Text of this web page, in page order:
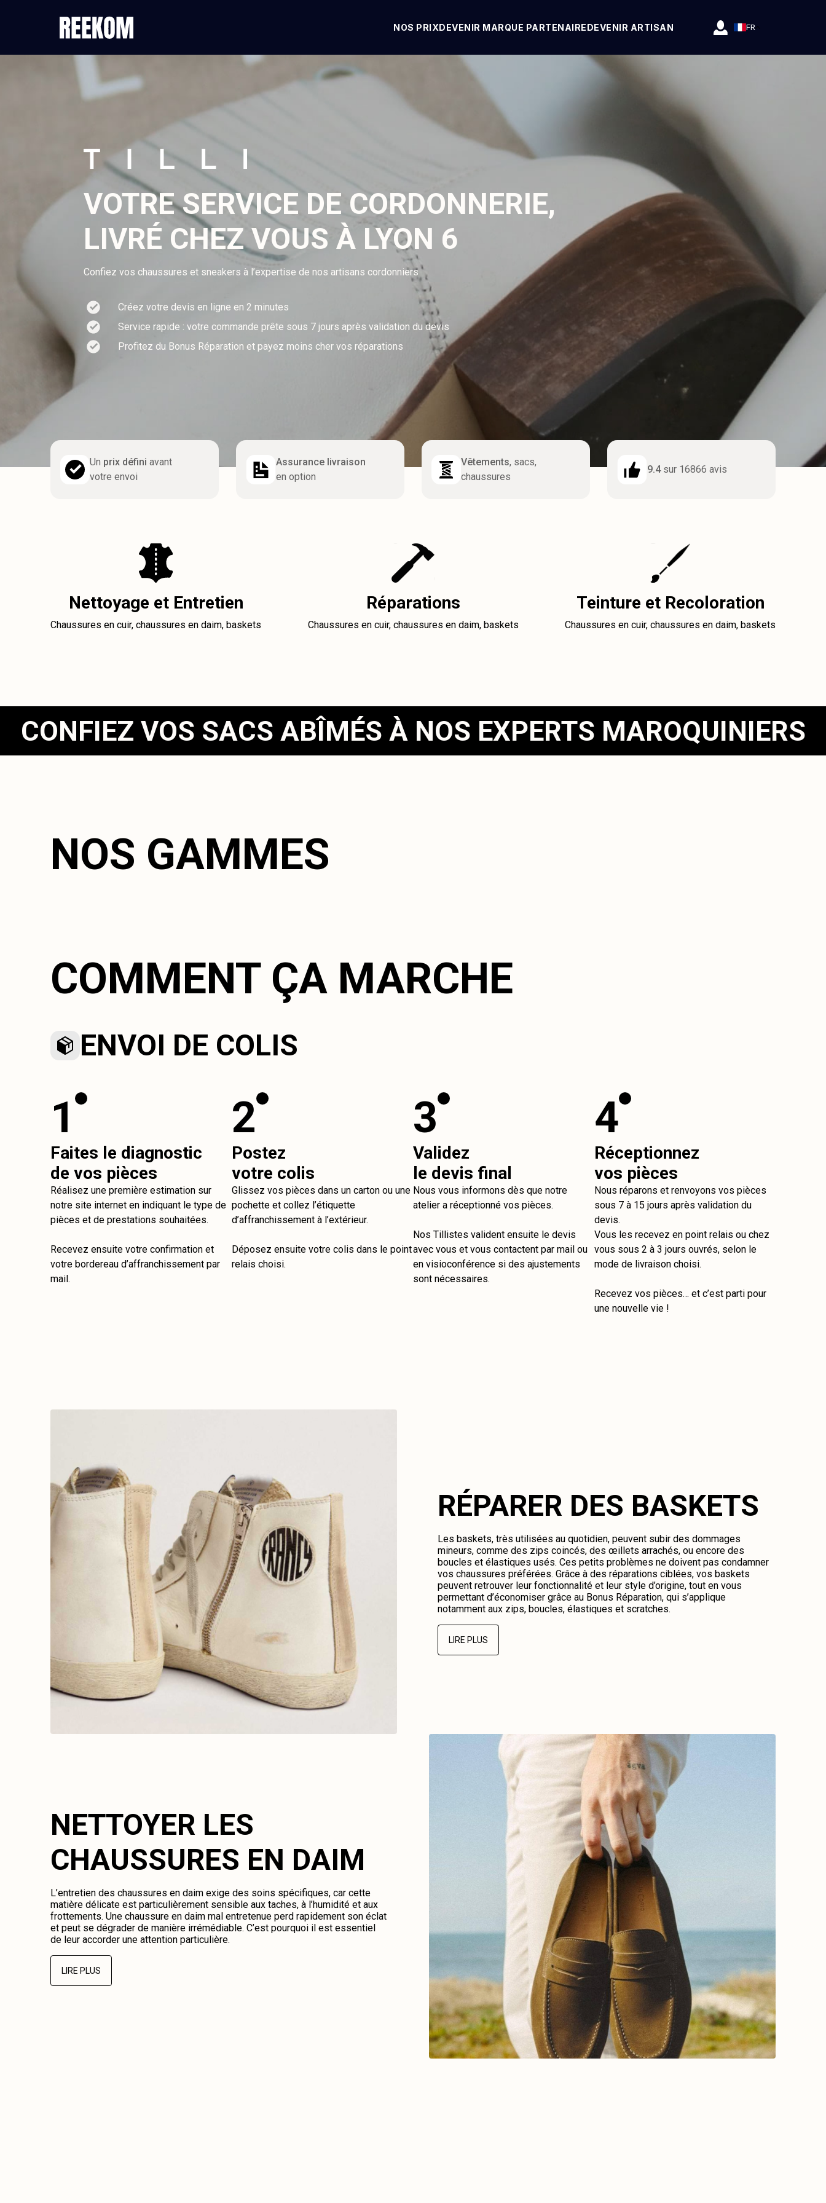
NOS PRIXDEVENIR MARQUE PARTENAIREDEVENIR ARTISAN FR
VOTRE SERVICE DE CORDONNERIE,
LIVRÉ CHEZ VOUS À LYON 6
Confiez vos chaussures et sneakers à l’expertise de nos artisans cordonniers
Créez votre devis en ligne en 2 minutes
Service rapide : votre commande prête sous 7 jours après validation du devis
Profitez du Bonus Réparation et payez moins cher vos réparations
Un prix défini avant
votre envoi
Assurance livraison
en option
Vêtements, sacs,
chaussures
9.4sur 16866 avis
Nettoyage et Entretien
Chaussures en cuir, chaussures en daim, baskets
Réparations
Chaussures en cuir, chaussures en daim, baskets
Teinture et Recoloration
Chaussures en cuir, chaussures en daim, baskets
CONFIEZ VOS SACS ABÎMÉS À NOS EXPERTS MAROQUINIERS
NOS GAMMES
COMMENT ÇA MARCHE
ENVOI DE COLIS
1
Faites le diagnostic
de vos pièces
Réalisez une première estimation sur
notre site internet en indiquant le type de
pièces et de prestations souhaitées.
Recevez ensuite votre confirmation et
votre bordereau d’affranchissement par
mail.
2
Postez
votre colis
Glissez vos pièces dans un carton ou une
pochette et collez l’étiquette
d’affranchissement à l’extérieur.
Déposez ensuite votre colis dans le point
relais choisi.
3
Validez
le devis final
Nous vous informons dès que notre
atelier a réceptionné vos pièces.
Nos Tillistes valident ensuite le devis
avec vous et vous contactent par mail ou
en visioconférence si des ajustements
sont nécessaires.
4
Réceptionnez
vos pièces
Nous réparons et renvoyons vos pièces
sous 7 à 15 jours après validation du
devis.
Vous les recevez en point relais ou chez
vous sous 2 à 3 jours ouvrés, selon le
mode de livraison choisi.
Recevez vos pièces… et c’est parti pour
une nouvelle vie !
RÉPARER DES BASKETS
Les baskets, très utilisées au quotidien, peuvent subir des dommages
mineurs, comme des zips coincés, des œillets arrachés, ou encore des
boucles et élastiques usés. Ces petits problèmes ne doivent pas condamner
vos chaussures préférées. Grâce à des réparations ciblées, vos baskets
peuvent retrouver leur fonctionnalité et leur style d’origine, tout en vous
permettant d’économiser grâce au Bonus Réparation, qui s’applique
notamment aux zips, boucles, élastiques et scratches.
LIRE PLUS
NETTOYER LES
CHAUSSURES EN DAIM
L’entretien des chaussures en daim exige des soins spécifiques, car cette
matière délicate est particulièrement sensible aux taches, à l’humidité et aux
frottements. Une chaussure en daim mal entretenue perd rapidement son éclat
et peut se dégrader de manière irrémédiable. C’est pourquoi il est essentiel
de leur accorder une attention particulière.
LIRE PLUS